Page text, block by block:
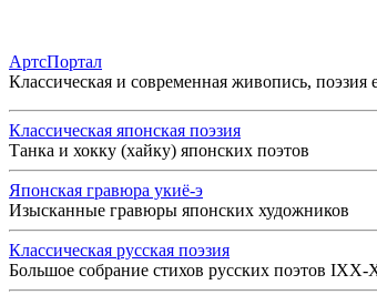
АртсПортал
Классическая и современная живопись,
Классическая японская поэзия
Танка и хокку (хайку) японских поэтов
Японская гравюра укиё-э
Изысканные гравюры японских художников
Классическая русская поэзия
Большое собрание стихов русских поэтов IXX-